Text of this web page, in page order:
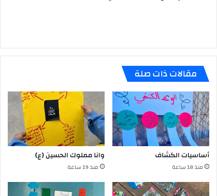
مقالات ذات صلة
أساسيات الكشاف
منذ 18 ساعة
وانا مملوك الحسين (ع)
منذ 19 ساعة